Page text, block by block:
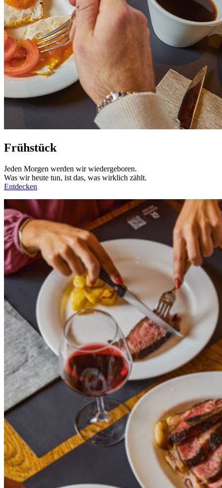
Frühstück
Jeden Morgen werden wir wiedergeboren.
Was wir heute tun, ist das, was wirklich zählt.
Entdecken